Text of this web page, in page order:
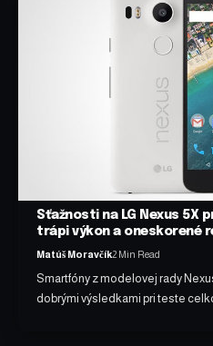
Sťažnosti na LG Nexus 5X
trápi výkon a oneskorené
Matúš Moravčík2 Min Read
Smartfóny z modelovej rady
dobrými výsledkami pri teste